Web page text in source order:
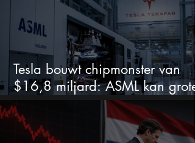
Tesla bouwt chipmonster van
$16,8 miljard: ASML kan grote
winnaar worden